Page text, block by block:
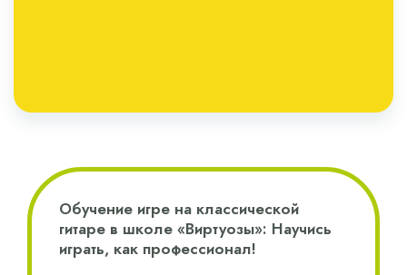
Обучение игре на классической
гитаре в школе «Виртуозы»: Научись
играть, как профессионал!